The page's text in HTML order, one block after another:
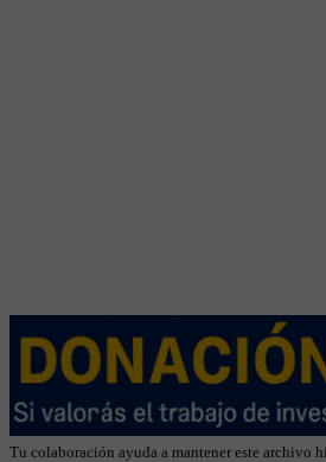
Tu colaboración ayuda a mantener este archivo